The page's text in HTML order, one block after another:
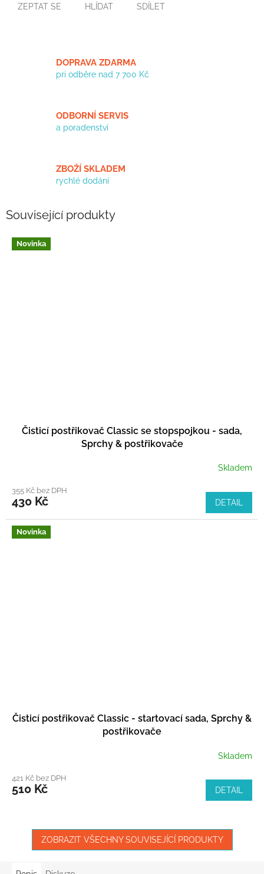
ZEPTAT SE HLÍDAT SDÍLET
DOPRAVA ZDARMA
pri odběre nad 7 700 Kč
ODBORNÍ SERVIS
a poradenství
ZBOŽÍ SKLADEM
rychlé dodání
Související produkty
Novinka
Čisticí postřikovač Classic se stopspojkou - sada,
Sprchy & postřikovače
Skladem
355 Kč bez DPH
430 Kč DETAIL
Novinka
Čisticí postřikovač Classic - startovací sada, Sprchy &
postřikovače
Skladem
421 Kč bez DPH
510 Kč DETAIL
ZOBRAZIT VŠECHNY SOUVISEJÍCÍ PRODUKTY